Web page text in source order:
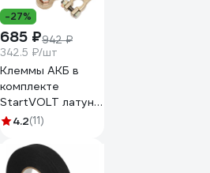
-27%
685 ₽942 ₽
342.5 ₽/шт
Клеммы АКБ в
комплекте
StartVOLT латунь,
болт, 10 мм SBT
4.2(11)